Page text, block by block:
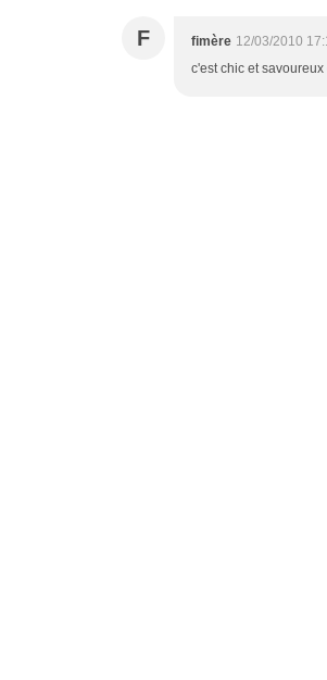
F fimère 12/03/2010
c'est chic et